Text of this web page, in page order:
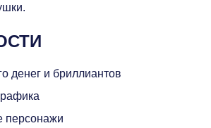
денег и бриллиантов
персонажи